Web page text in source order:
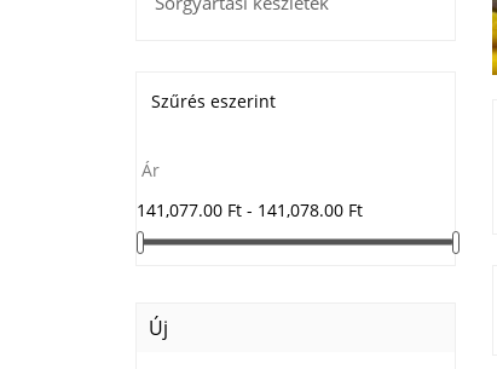
Szűrés eszerint
Ár
141,077.00 Ft - 141,078.00 Ft
Új